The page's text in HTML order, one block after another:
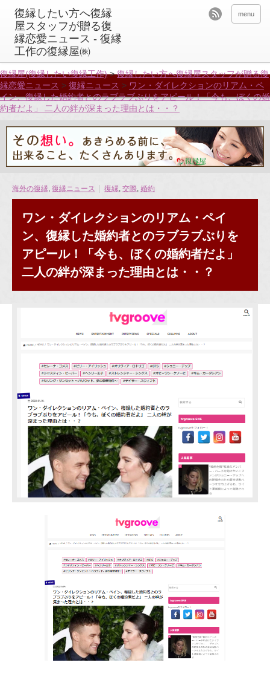
menu
復縁屋(復縁したい復縁工作)>復縁したい方へ復縁屋スタッフが贈る復
縁恋愛ニュース > 復縁ニュース > ワン・ダイレクションのリアム・ペ
イン、復縁した婚約者とのラブラブぶりをアピール！「今も、ぼくの婚
約者だよ」 二人の絆が深まった理由とは・・？
海外の復縁 復縁ニュース 復縁 交際 婚約
ワン・ダイレクションのリアム・ペイ
ン、復縁した婚約者とのラブラブぶりを
アピール！「今も、ぼくの婚約者だよ」
二人の絆が深まった理由とは・・？